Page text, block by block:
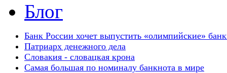
Блог
Банк России хочет выпустить «олимпийские»
Патриарх денежного дела
Словакия - словацкая крона
Самая большая по номиналу банкнота в мире